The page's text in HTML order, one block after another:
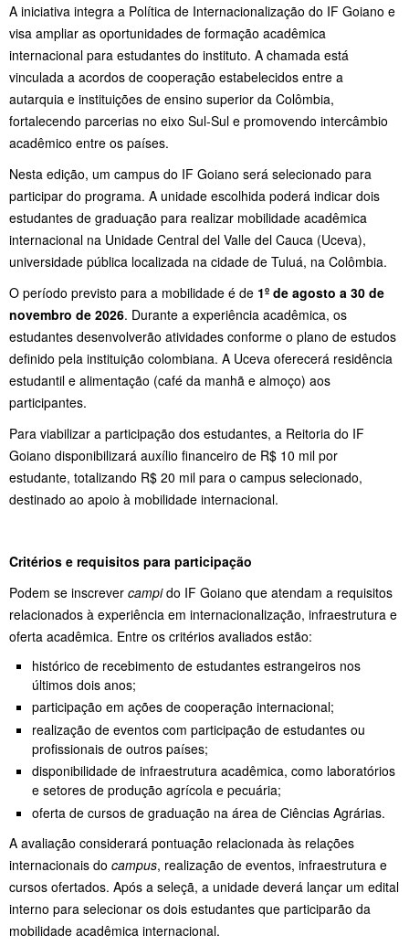
A iniciativa integra a Política de Internacionalização do IF Goiano e
visa ampliar as oportunidades de formação acadêmica
internacional para estudantes do instituto. A chamada está
vinculada a acordos de cooperação estabelecidos entre a
autarquia e instituições de ensino superior da Colômbia,
fortalecendo parcerias no eixo Sul-Sul e promovendo intercâmbio
acadêmico entre os países.
Nesta edição, um campus do IF Goiano será selecionado para
participar do programa. A unidade escolhida poderá indicar dois
estudantes de graduação para realizar mobilidade acadêmica
internacional na Unidade Central del Valle del Cauca (Uceva),
universidade pública localizada na cidade de Tuluá, na Colômbia.
O período previsto para a mobilidade é de 1º de agosto a 30 de
novembro de 2026. Durante a experiência acadêmica, os
estudantes desenvolverão atividades conforme o plano de estudos
definido pela instituição colombiana. A Uceva oferecerá residência
estudantil e alimentação (café da manhã e almoço) aos
participantes.
Para viabilizar a participação dos estudantes, a Reitoria do IF
Goiano disponibilizará auxílio financeiro de R$ 10 mil por
estudante, totalizando R$ 20 mil para o campus selecionado,
destinado ao apoio à mobilidade internacional.
Critérios e requisitos para participação
Podem se inscrever campido IF Goiano que atendam a requisitos
relacionados à experiência em internacionalização, infraestrutura e
oferta acadêmica. Entre os critérios avaliados estão:
histórico de recebimento de estudantes estrangeiros nos
últimos dois anos;
participação em ações de cooperação internacional;
realização de eventos com participação de estudantes ou
profissionais de outros países;
disponibilidade de infraestrutura acadêmica, como laboratórios
e setores de produção agrícola e pecuária;
oferta de cursos de graduação na área de Ciências Agrárias.
A avaliação considerará pontuação relacionada às relações
internacionais do campus, realização de eventos, infraestrutura e
cursos ofertados. Após a seleçã, a unidade deverá lançar um edital
interno para selecionar os dois estudantes que participarão da
mobilidade acadêmica internacional.